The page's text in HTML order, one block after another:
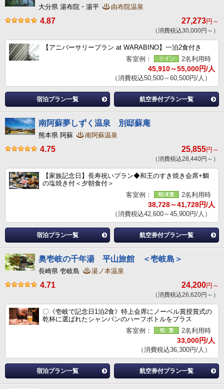
大分県 湯布院・湯平 由布院温泉
4.87 27,273円～
（消費税込30,000円～）
【アニバーサリープラン at WARABINO】一泊2食付き
客室例：
2名利用時
45,910～55,000円/人
（消費税込50,500～60,500円/人）
宿泊プラン一覧 航空券付プラン一覧
南阿蘇夢しずく温泉 別邸蘇庵
熊本県 阿蘇 南阿蘇温泉
4.75 25,855円～
（消費税込28,440円～）
【家族記念日】長寿祝いプラン◆和王のすき焼き会席+鯛
の塩焼き付＜夕朝食付＞
客室例：
2名利用時
38,728～41,728円/人
（消費税込42,600～45,900円/人）
宿泊プラン一覧 航空券付プラン一覧
奥壱岐の千年湯 平山旅館 ＜壱岐島＞
長崎県 壱岐島 湯ノ本温泉
4.71 24,200円～
（消費税込26,620円～）
〇《壱岐で記念日1泊2食》特上会席にノーベル賞授賞式の
乾杯に選ばれたシャンパンのハーフボトルをプラス
客室例：
2名利用時
33,000円/人
（消費税込36,300円/人）
宿泊プラン一覧 航空券付プラン一覧